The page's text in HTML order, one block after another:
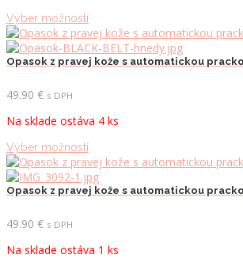
na
stránke
produktu.
Výber možnostíTento
produkt
má
viacero
môžete
na
stránke
produktu.
Opasok z pravej kože s automatickou
49.90 € s DPH
Na sklade ostáva 4 ks
Výber možnostíTento
produkt
má
viacero
môžete
Opasok z pravej kože s automatickou
49.90 € s DPH
Na sklade ostáva 1 ks